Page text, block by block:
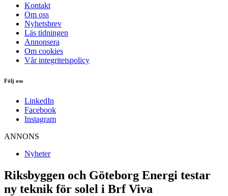
Kontakt
Om oss
Nyhetsbrev
Läs tidningen
Annonsera
Om cookies
Vår integritetspolicy
Följ oss
LinkedIn
Facebook
Instagram
ANNONS
Nyheter
Riksbyggen och Göteborg Energi testar
ny teknik för solel i Brf Viva